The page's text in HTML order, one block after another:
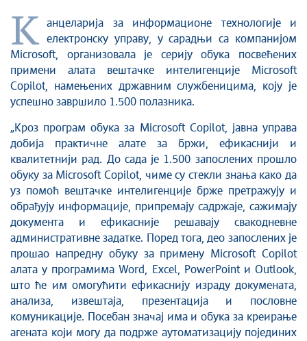
К
анцеларија за информационе технологије и
електронску управу, у сарадњи са компанијом
Microsoft, организовала је серију обука посвећених
примени алата вештачке интелигенције Microsoft
Copilot, намењених државним службеницима, коју је
успешно завршило 1.500 полазника.
„Кроз програм обука за Microsoft Copilot, јавна управа
добија практичне алате за бржи, ефикаснији и
квалитетнији рад. До сада је 1.500 запослених прошло
обуку за Microsoft Copilot, чиме су стекли знања како да
уз помоћ вештачке интелигенције брже претражују и
обрађују информације, припремају садржаје, сажимају
документа и ефикасније решавају свакодневне
административне задатке. Поред тога, део запослених је
прошао напредну обуку за примену Microsoft Copilot
алата у програмима Word, Excel, PowerPoint и Outlook,
што ће им омогућити ефикаснију израду докумената,
анализа, извештаја, презентација и пословне
комуникације. Посебан значај има и обука за креирање
агената који могу да подрже аутоматизацију појединих